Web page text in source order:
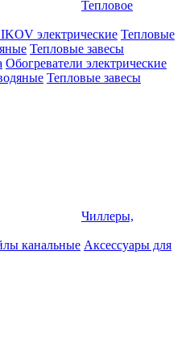
Тепловое
электрические Тепловые
Тепловые завесы
Обогреватели электрические
Тепловые завесы
Чиллеры,
канальные Аксессуары для